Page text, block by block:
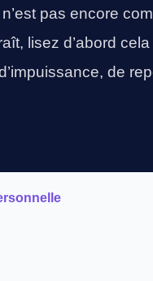
pas encore
lisez d’abord
de